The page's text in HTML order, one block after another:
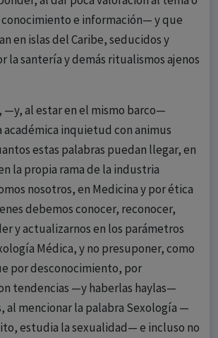
e información— y que
en islas del Caribe, seducidos y
la santería y demás ritualismos ajenos
—y, al estar en el mismo barco—
inquietud con animus
estas palabras puedan llegar, en
la propia rama de la industria
nosotros, en Medicina y por ética
debemos conocer, reconocer,
y actualizarnos en los parámetros
Médica, y no presuponer, como
por desconocimiento, por
tendencias —y haberlas haylas—
al mencionar la palabra Sexología —
estudia la sexualidad— e incluso no